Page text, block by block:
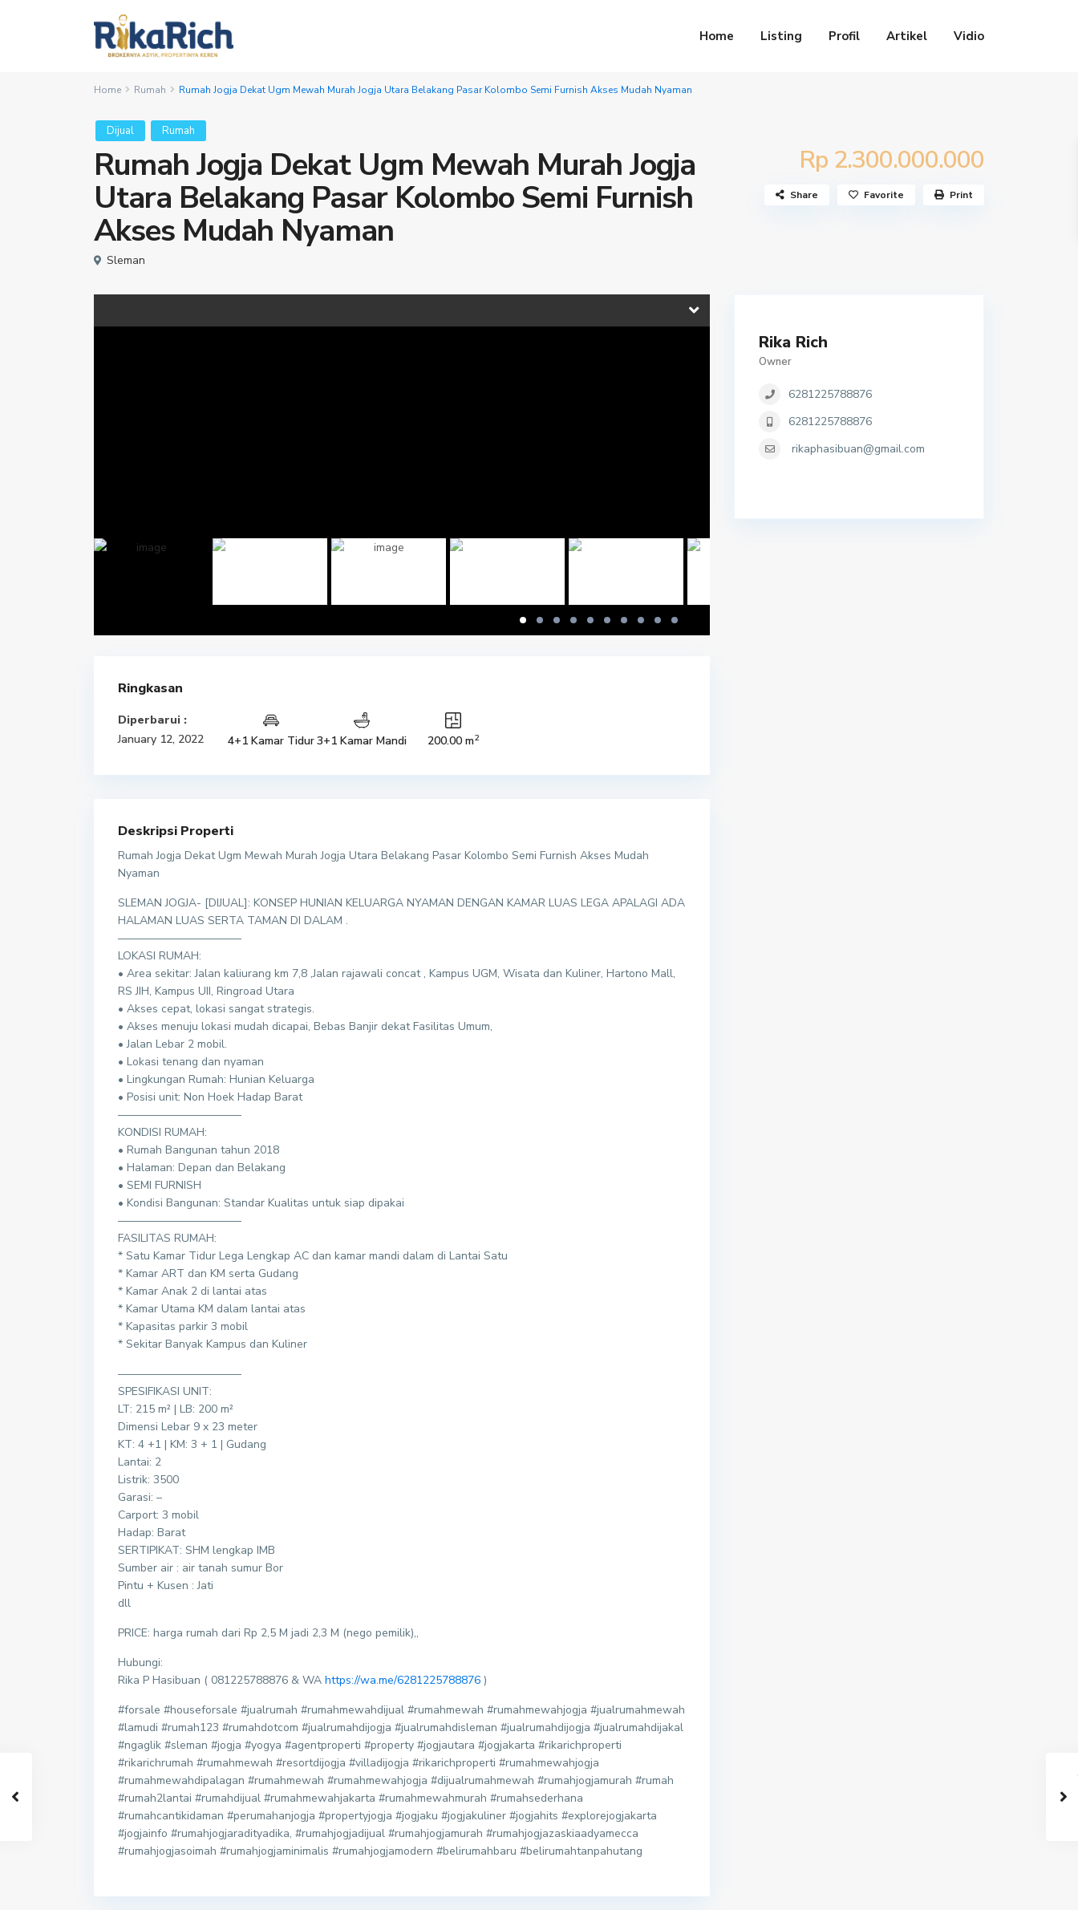
Home Listing Profil Artikel Vidio
Home Rumah Rumah Jogja Dekat Ugm Mewah Murah Jogja Utara Belakang Pasar Kolombo Semi Furnish Akses Mudah Nyaman
Dijual Rumah
Rumah Jogja Dekat Ugm Mewah Murah Jogja
Utara Belakang Pasar Kolombo Semi Furnish
Akses Mudah Nyaman
Rp 2.300.000.000
Sleman
Share Favorite Print
Ringkasan
Diperbarui :
January 12, 2022
4+1 Kamar Tidur3+1 Kamar Mandi 200.00 m2
Deskripsi Properti
Rumah Jogja Dekat Ugm Mewah Murah Jogja Utara Belakang Pasar Kolombo Semi Furnish Akses Mudah
Nyaman
SLEMAN JOGJA- [DIJUAL]: KONSEP HUNIAN KELUARGA NYAMAN DENGAN KAMAR LUAS LEGA APALAGI ADA
HALAMAN LUAS SERTA TAMAN DI DALAM .
———————————
LOKASI RUMAH:
• Area sekitar: Jalan kaliurang km 7,8 ,Jalan rajawali concat , Kampus UGM, Wisata dan Kuliner, Hartono Mall,
RS JIH, Kampus UII, Ringroad Utara
• Akses cepat, lokasi sangat strategis.
• Akses menuju lokasi mudah dicapai, Bebas Banjir dekat Fasilitas Umum,
• Jalan Lebar 2 mobil.
• Lokasi tenang dan nyaman
• Lingkungan Rumah: Hunian Keluarga
• Posisi unit: Non Hoek Hadap Barat
———————————
KONDISI RUMAH:
• Rumah Bangunan tahun 2018
• Halaman: Depan dan Belakang
• SEMI FURNISH
• Kondisi Bangunan: Standar Kualitas untuk siap dipakai
———————————
FASILITAS RUMAH:
* Satu Kamar Tidur Lega Lengkap AC dan kamar mandi dalam di Lantai Satu
* Kamar ART dan KM serta Gudang
* Kamar Anak 2 di lantai atas
* Kamar Utama KM dalam lantai atas
* Kapasitas parkir 3 mobil
* Sekitar Banyak Kampus dan Kuliner
———————————
SPESIFIKASI UNIT:
LT: 215 m² | LB: 200 m²
Dimensi Lebar 9 x 23 meter
KT: 4 +1 | KM: 3 + 1 | Gudang
Lantai: 2
Listrik: 3500
Garasi: –
Carport: 3 mobil
Hadap: Barat
SERTIPIKAT: SHM lengkap IMB
Sumber air : air tanah sumur Bor
Pintu + Kusen : Jati
dll
PRICE: harga rumah dari Rp 2,5 M jadi 2,3 M (nego pemilik),,
Hubungi:
Rika P Hasibuan ( 081225788876 & WA https://wa.me/6281225788876 )
#forsale #houseforsale #jualrumah #rumahmewahdijual #rumahmewah #rumahmewahjogja #jualrumahmewah
#lamudi #rumah123 #rumahdotcom #jualrumahdijogja #jualrumahdisleman #jualrumahdijogja #jualrumahdijakal
#ngaglik #sleman #jogja #yogya #agentproperti #property #jogjautara #jogjakarta #rikarichproperti
#rikarichrumah #rumahmewah #resortdijogja #villadijogja #rikarichproperti #rumahmewahjogja
#rumahmewahdipalagan #rumahmewah #rumahmewahjogja #dijualrumahmewah #rumahjogjamurah #rumah
#rumah2lantai #rumahdijual #rumahmewahjakarta #rumahmewahmurah #rumahsederhana
#rumahcantikidaman #perumahanjogja #propertyjogja #jogjaku #jogjakuliner #jogjahits #explorejogjakarta
#jogjainfo #rumahjogjaradityadika, #rumahjogjadijual #rumahjogjamurah #rumahjogjazaskiaadyamecca
#rumahjogjasoimah #rumahjogjaminimalis #rumahjogjamodern #belirumahbaru #belirumahtanpahutang
Rika Rich
Owner
6281225788876
6281225788876
rikaphasibuan@gmail.com